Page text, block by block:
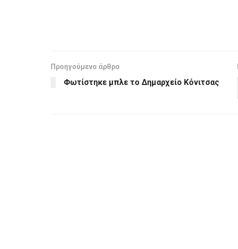
Προηγούμενο άρθρο
Φωτίστηκε μπλε το Δημαρχείο Κόνιτσας